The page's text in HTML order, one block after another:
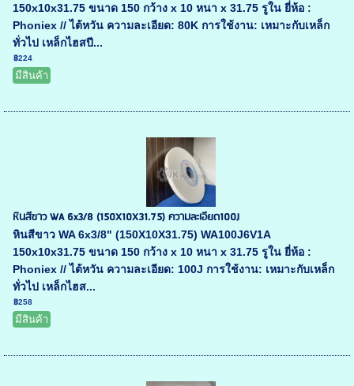
150x10x31.75 ขนาด 150 กว้าง x 10 หนา x 31.75 รูใน ยี่ห้อ :
Phoniex // ไต้หวัน ความละเอียด: 80K การใช้งาน: เหมาะกับเหล็ก
ทั่วไป เหล็กไฮสปี...
฿224
มีสินค้า
หินสีขาว WA 6x3/8 (150X10X31.75) ความละเอียด100J
หินสีขาว WA 6x3/8" (150X10X31.75) WA100J6V1A
150x10x31.75 ขนาด 150 กว้าง x 10 หนา x 31.75 รูใน ยี่ห้อ :
Phoniex // ไต้หวัน ความละเอียด: 100J การใช้งาน: เหมาะกับเหล็ก
ทั่วไป เหล็กไฮส...
฿258
มีสินค้า